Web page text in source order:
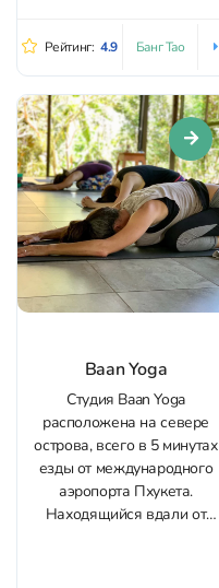
и ум.
Рейтинг: 4.9 Банг Тао
Baan Yoga
Студия Baan Yoga
расположена на севере
острова, всего в 5 минутах
езды от международного
аэропорта Пхукета.
Находящийся вдали от